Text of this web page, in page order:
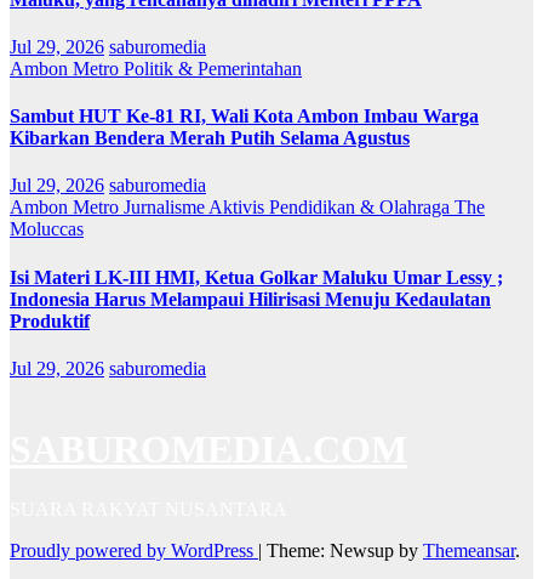
Jul 29, 2026 saburomedia
Ambon Metro Politik & Pemerintahan
Sambut HUT Ke-81 RI, Wali Kota Ambon Imbau Warga
Kibarkan Bendera Merah Putih Selama Agustus
Jul 29, 2026 saburomedia
Ambon Metro Jurnalisme Aktivis Pendidikan & Olahraga The
Moluccas
Isi Materi LK-III HMI, Ketua Golkar Maluku Umar Lessy ;
Indonesia Harus Melampaui Hilirisasi Menuju Kedaulatan
Produktif
Jul 29, 2026 saburomedia
Proudly powered by WordPress | Theme: Newsup by Themeansar.